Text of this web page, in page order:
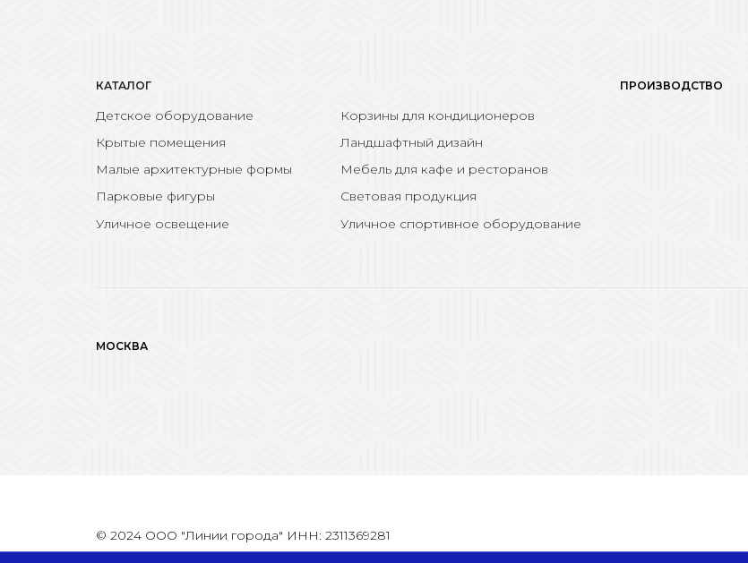
КАТАЛОГ
Детское оборудование
Корзины для кондиционеров
Крытые помещения
Ландшафтный дизайн
Малые архитектурные формы
Мебель для кафе и ресторанов
Парковые фигуры
Световая продукция
Уличное освещение
Уличное спортивное оборудование
ПРОИЗВОДСТВО
МОСКВА
© 2024 ООО "Линии города" ИНН: 2311369281